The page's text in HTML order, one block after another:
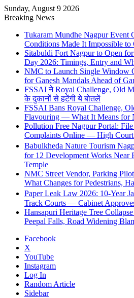
Sunday, August 9 2026
Breaking News
Tukaram Mundhe Nagpur Event
Conditions Made It Impossible to
Sitabuldi Fort Nagpur to Open
Day 2026: Timings, Entry and
NMC to Launch Single Window
for Ganesh Mandals Ahead of
FSSAI ने Royal Challenge, Old
के दुकानों से हटेंगी ये बोतलें
FSSAI Bans Royal Challenge,
Flavouring — What It Means for
Pollution Free Nagpur Portal:
Complaints Online — High Court
Babulkheda Nature Tourism
for 12 Development Works Near
Temple
NMC Street Vendor, Parking
What Changes for Pedestrians,
Paper Leak Law 2026: 10-Year
Track Courts — Cabinet
Hansapuri Heritage Tree
Peepal Falls, Road Widening
Facebook
X
YouTube
Instagram
Log In
Random Article
Sidebar